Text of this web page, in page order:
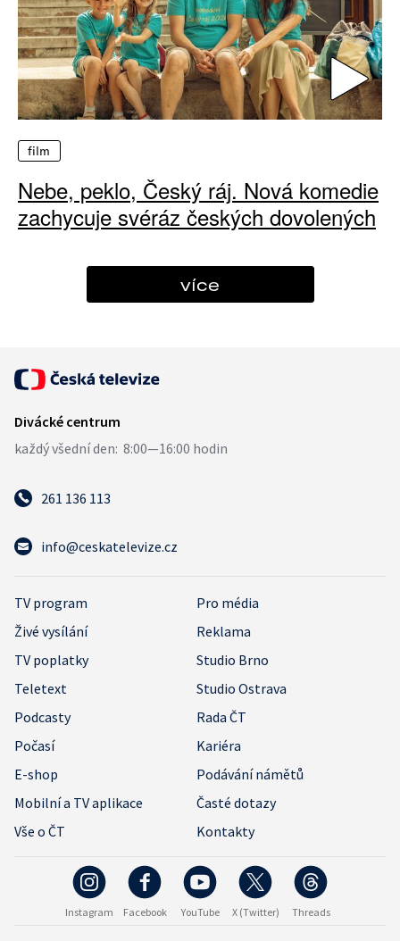
film
Nebe, peklo, Český ráj. Nová komedie
zachycuje svéráz českých dovolených
více
261 136 113
info@ceskatelevize.cz
TV program
Pro média
Živé vysílání
Reklama
TV poplatky
Studio Brno
Teletext
Studio Ostrava
Podcasty
Rada ČT
Počasí
Kariéra
E-shop
Podávání námětů
Mobilní a TV aplikace
Časté dotazy
Vše o ČT
Kontakty
Instagram Facebook YouTube X (Twitter) Threads